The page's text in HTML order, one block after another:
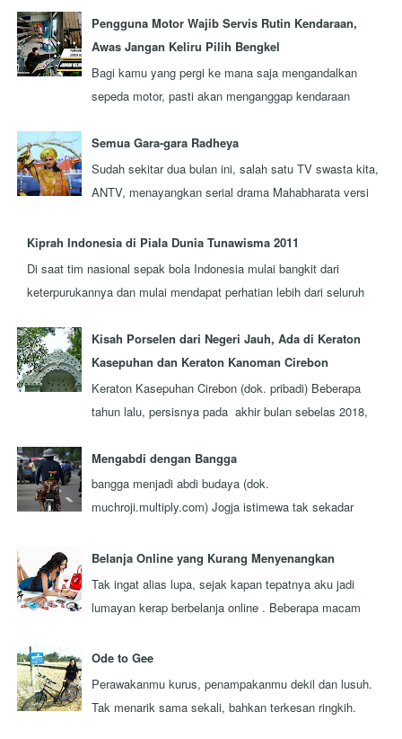
Pengguna Motor Wajib Servis Rutin Kendaraan,
Awas Jangan Keliru Pilih Bengkel
Bagi kamu yang pergi ke mana saja mengandalkan
sepeda motor, pasti akan menganggap kendaraan
Semua Gara-gara Radheya
Sudah sekitar dua bulan ini, salah satu TV swasta kita,
ANTV, menayangkan serial drama Mahabharata versi
Kiprah Indonesia di Piala Dunia Tunawisma 2011
Di saat tim nasional sepak bola Indonesia mulai bangkit dari
keterpurukannya dan mulai mendapat perhatian lebih dari seluruh
Kisah Porselen dari Negeri Jauh, Ada di Keraton
Kasepuhan dan Keraton Kanoman Cirebon
Keraton Kasepuhan Cirebon (dok. pribadi) Beberapa
tahun lalu, persisnya pada akhir bulan sebelas 2018,
Mengabdi dengan Bangga
bangga menjadi abdi budaya (dok.
muchroji.multiply.com) Jogja istimewa tak sekadar
keistim...
Belanja Online yang Kurang Menyenangkan
Tak ingat alias lupa, sejak kapan tepatnya aku jadi
lumayan kerap berbelanja online . Beberapa macam
Ode to Gee
Perawakanmu kurus, penampakanmu dekil dan lusuh.
Tak menarik sama sekali, bahkan terkesan ringkih.